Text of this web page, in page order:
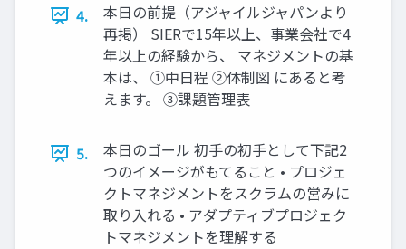
4.
本日の前提（アジャイルジャパンより
再掲） SIERで15年以上、事業会社で4
年以上の経験から、 マネジメントの基
本は、 ①中日程 ②体制図 にあると考
えます。 ③課題管理表
5.
本日のゴール 初手の初手として下記2
つのイメージがもてること • プロジェ
クトマネジメントをスクラムの営みに
取り入れる • アダプティブプロジェク
トマネジメントを理解する